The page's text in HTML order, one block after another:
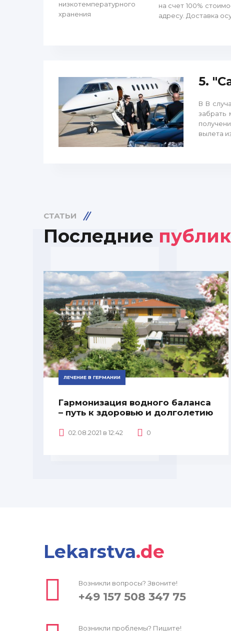
на счет 100%
адресу. Доставка
5.
В В
забрать
вылета
СТАТЬИ
Последние
ЛЕЧЕНИЕ В ГЕРМАНИИ
Гармонизация водного баланса
– путь к здоровью и долголетию
02.08.2021 в 12:42 0
Lekarstva.de
Возникли вопросы? Звоните!
+49 157 508 347 75
Возникли проблемы? Пишите!